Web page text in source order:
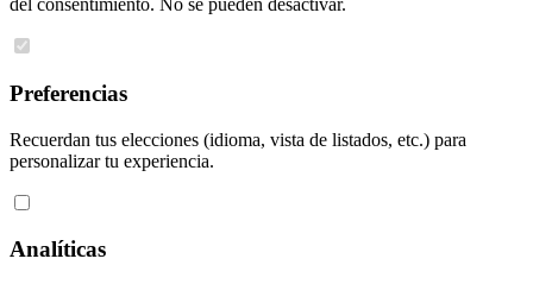
del consentimiento. No se pueden desactivar.
Preferencias
Recuerdan tus elecciones (idioma, vista de listados, etc.) para
personalizar tu experiencia.
Analíticas